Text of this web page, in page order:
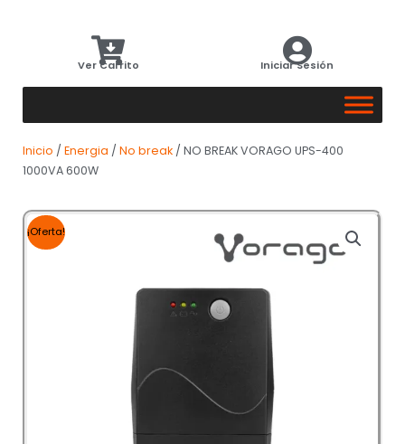
Ver Carrito Iniciar Sesión
Inicio / Energia / No break / NO BREAK VORAGO UPS-400
1000VA 600W
¡Oferta!